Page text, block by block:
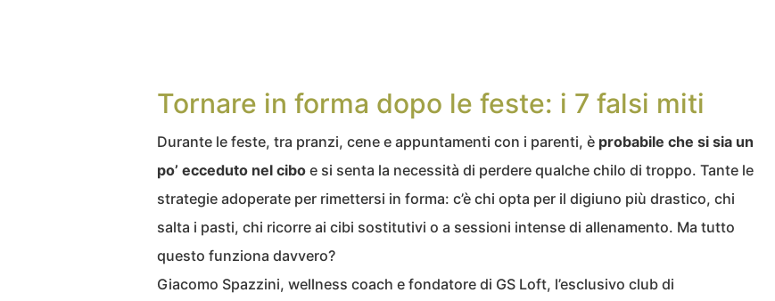
Tornare in forma dopo le feste: i 7 falsi miti
Durante le feste, tra pranzi, cene e appuntamenti con i parenti, è probabile che si sia un
po’ ecceduto nel cibo e si senta la necessità di perdere qualche chilo di troppo. Tante le
strategie adoperate per rimettersi in forma: c’è chi opta per il digiuno più drastico, chi
salta i pasti, chi ricorre ai cibi sostitutivi o a sessioni intense di allenamento. Ma tutto
questo funziona davvero?
Giacomo Spazzini, wellness coach e fondatore di GS Loft, l’esclusivo club di